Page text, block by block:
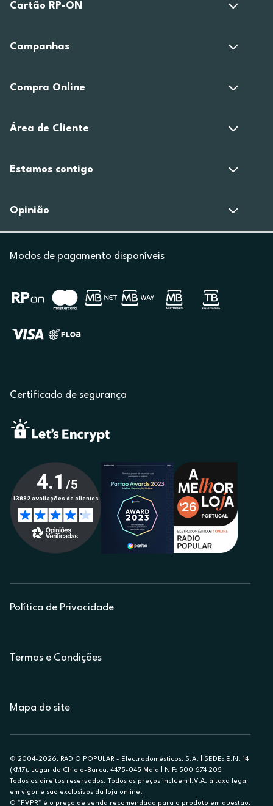
Cartão RP-ON
Campanhas
Compra Online
Área de Cliente
Estamos contigo
Opinião
Modos de pagamento disponíveis
Certificado de segurança
Política de Privacidade
Termos e Condições
Mapa do site
© 2004-2026, RADIO POPULAR - Electrodomésticos, S.A. | SEDE: E.N. 14
(KM7), Lugar do Chiolo-Barca, 4475-045 Maia | NIF: 500 674 205
Todos os direitos reservados. Todos os preços incluem I.V.A. à taxa legal
em vigor e são exclusivos da loja online.
O "PVPR" é o preço de venda recomendado para o produto em questão,